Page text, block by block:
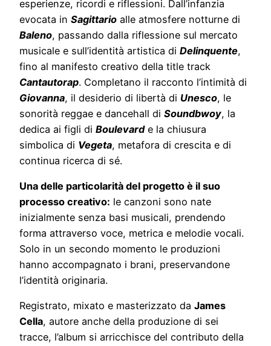
esperienze, ricordi e riflessioni. Dall’infanzia
evocata in Sagittario alle atmosfere notturne di
Baleno, passando dalla riflessione sul mercato
musicale e sull’identità artistica di Delinquente,
fino al manifesto creativo della title track
Cantautorap. Completano il racconto l’intimità di
Giovanna, il desiderio di libertà di Unesco, le
sonorità reggae e dancehall di Soundbwoy, la
dedica ai figli di Boulevarde la chiusura
simbolica di Vegeta, metafora di crescita e di
continua ricerca di sé.
Una delle particolarità del progetto è il suo
processo creativo: le canzoni sono nate
inizialmente senza basi musicali, prendendo
forma attraverso voce, metrica e melodie vocali.
Solo in un secondo momento le produzioni
hanno accompagnato i brani, preservandone
l’identità originaria.
Registrato, mixato e masterizzato da James
Cella, autore anche della produzione di sei
tracce, l’album si arricchisce del contributo della